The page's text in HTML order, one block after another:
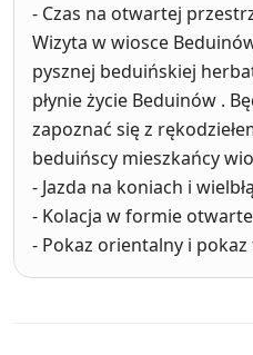
- Czas na otwartej
Wizyta w wiosce
pysznej beduińskiej
płynie życie Beduinów .
zapoznać się z
beduińscy mieszkańcy
- Jazda na koniach i
- Kolacja w formie
- Pokaz orientalny i